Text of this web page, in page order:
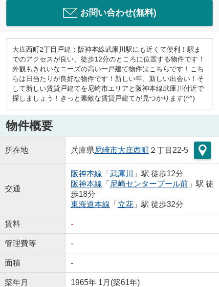
お問い合わせ(無料)
大庄西町2丁目戸建：阪神本線武庫川駅にも近くて便利！駅ま
でのアクセスが良い、徒歩12分のところに位置する物件です！
外観もきれいなニーズの高い一戸建て物件はこちらです！こち
らは日当たりが良好な物件です！新しい年、新しい出会い！そ
して新しい賃貸戸建てを尼崎市エリアと阪神本線武庫川付近で
探しましょう！きっと素敵な賃貸戸建てが見つかります(^^)
物件概要
所在地 兵庫県尼崎市大庄西町２丁目22-5
交通
阪神本線 「 武庫川
」駅 徒歩12分
阪神本線 「 尼崎センタープール前」駅 徒
歩18分
東海道本線 「 立花」駅 徒歩32分
賃料 -
管理費等 -
面積 -
築年月 1965年 1月(築61年)